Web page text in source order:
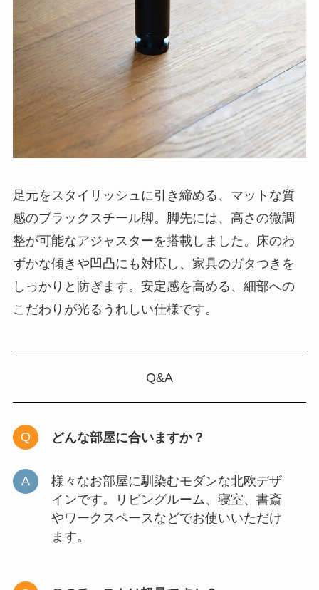
足元をスタイリッシュに引き締める、マットな質
感のブラックスチール脚。脚先には、高さの微調
整が可能なアジャスターを搭載しました。床のわ
ずかな傾きや凹凸にも対応し、家具のガタつきを
しっかりと防ぎます。安定感を高める、細部への
こだわりが光るうれしい仕様です。
Q&A
どんな部屋に合いますか？
様々なお部屋に馴染むモダンな北欧デザ
インです。リビングルーム、寝室、書斎
やワークスペースなどでお使いいただけ
ます。